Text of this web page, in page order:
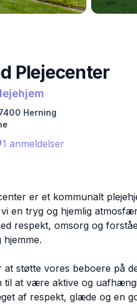
Plejecenter
Herning
1 anmeldelser
er et kommunalt
en tryg og hjemlig
respekt, omsorg og
støtte vores beboere på
til at være aktive og
af respekt, glæde og en